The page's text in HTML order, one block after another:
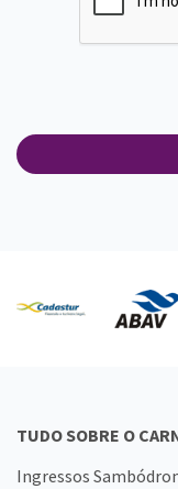
TUDO SOBRE O
Ingressos